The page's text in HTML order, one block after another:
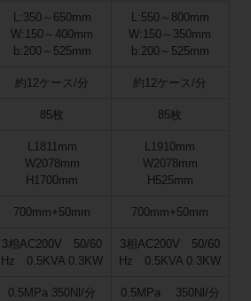
L:350～650mm
W:150～400mm
b:200～525mm
L:550～800mm
W:150～350mm
b:200～525mm
約12ケース/分 約12ケース/分
85枚 85枚
L1811mm
W2078mm
H1700mm
L1910mm
W2078mm
H525mm
700mm+50mm 700mm+50mm
3相AC200V 50/60
Hz 0.5KVA 0.3KW
3相AC200V 50/60
Hz 0.5KVA 0.3KW
0.5MPa 350Nl/分 0.5MPa 350Nl/分